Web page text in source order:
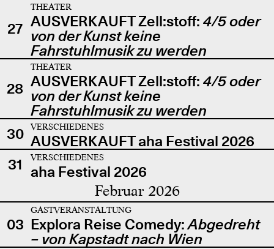
27
THEATER
AUSVERKAUFT Zell:stoff: 4/5 oder
von der Kunst keine
Fahrstuhlmusik zu werden
28
THEATER
AUSVERKAUFT Zell:stoff: 4/5 oder
von der Kunst keine
Fahrstuhlmusik zu werden
30
VERSCHIEDENES
AUSVERKAUFT aha Festival 2026
31
VERSCHIEDENES
aha Festival 2026
Februar 2026
03
GASTVERANSTALTUNG
Explora Reise Comedy:Abgedreht
– von Kapstadt nach Wien